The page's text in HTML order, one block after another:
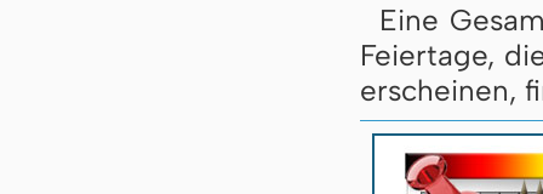
Eine
Feiertage,
erscheinen,